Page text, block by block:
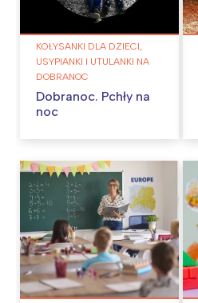
KOŁYSANKI DLA DZIECI,
USYPIANKI I UTULANKI NA
DOBRANOC
Dobranoc. Pchły na
noc